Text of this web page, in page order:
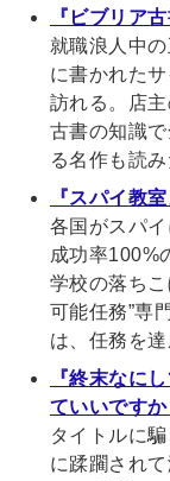
『ビブリア
就職浪人中
に書かれた
訪れる。店
古書の知識
る名作も読み
『スパイ教室
各国がスパ
成功率100%
学校の落ち
可能任務”専
は、任務を達
『終末なに
ていいですか
タイトルに
に蹂躙され